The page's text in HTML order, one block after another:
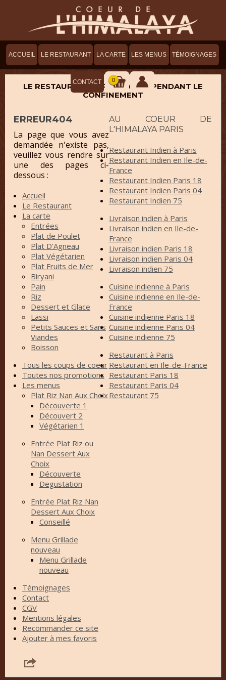
ACCUEIL LE RESTAURANT LA CARTE LES MENUS TÉMOIGNAGES
CONTACT 0
LE RESTAURANT SERA OUVERT PENDANT LE
CONFINEMENT
ERREUR404
La page que vous avez
demandée n'existe pas,
veuillez vous rendre sur
une des pages ci-
dessous :
Accueil
Le Restaurant
La carte
Entrées
Plat de Poulet
Plat D'Agneau
Plat Végétarien
Plat Fruits de Mer
Biryani
Pain
Riz
Dessert et Glace
Lassi
Petits Sauces et Sans
Viandes
Boisson
Tous les coups de coeur
Toutes nos promotions
Les menus
Plat Riz Nan Aux Choix
Découverte 1
Découvert 2
Végétarien 1
Entrée Plat Riz ou
Nan Dessert Aux
Choix
Découverte
Degustation
Entrée Plat Riz Nan
Dessert Aux Choix
Conseillé
Menu Grillade
nouveau
Menu Grillade
nouveau
Témoignages
Contact
CGV
Mentions légales
Recommander ce site
Ajouter à mes favoris
AU COEUR DE
L'HIMALAYA PARIS
Restaurant Indien à Paris
Restaurant Indien en Ile-de-
France
Restaurant Indien Paris 18
Restaurant Indien Paris 04
Restaurant Indien 75
Livraison indien à Paris
Livraison indien en Ile-de-
France
Livraison indien Paris 18
Livraison indien Paris 04
Livraison indien 75
Cuisine indienne à Paris
Cuisine indienne en Ile-de-
France
Cuisine indienne Paris 18
Cuisine indienne Paris 04
Cuisine indienne 75
Restaurant à Paris
Restaurant en Ile-de-France
Restaurant Paris 18
Restaurant Paris 04
Restaurant 75